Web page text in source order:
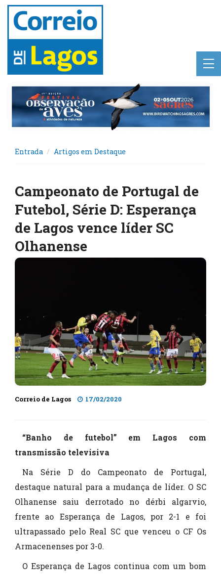
Entrada Artigos em Destaque
Campeonato de Portugal de
Futebol, Série D: Esperança
de Lagos vence líder SC
Olhanense
Correio de Lagos 17/02/2020
“Banho de futebol” em Lagos com
transmissão televisiva
Na Série D do Campeonato de Portugal,
destaque natural para a mudança de líder. O SC
Olhanense saiu derrotado no dérbi algarvio,
frente ao Esperança de Lagos, por 2-1 e foi
ultrapassado pelo Real SC que venceu o CF Os
Armacenenses por 3-0.
O Esperança de Lagos continua com um bom